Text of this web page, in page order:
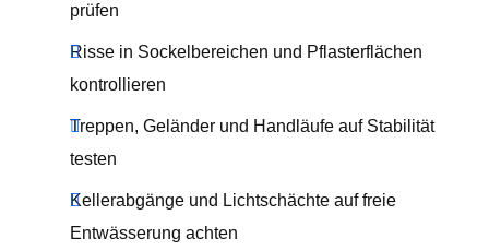
prüfen
Risse in Sockelbereichen und Pflasterflächen
kontrollieren
Treppen, Geländer und Handläufe auf Stabilität
testen
Kellerabgänge und Lichtschächte auf freie
Entwässerung achten